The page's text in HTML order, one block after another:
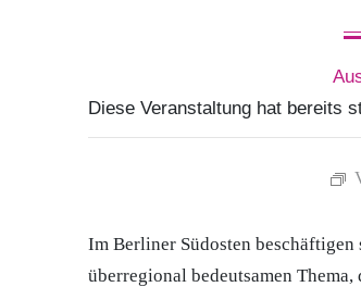
Diese Veranstaltung hat bereits
Im Berliner Südosten
überregional bedeutsamen